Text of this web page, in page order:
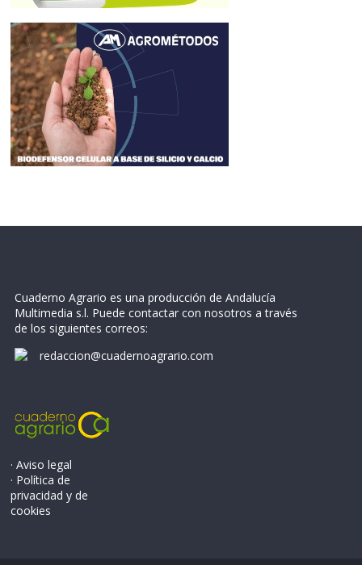
Cuaderno Agrario es una producción de Andalucía
Multimedia s.l. Puede contactar con nosotros a través
de los siguientes correos:
redaccion@cuadernoagrario.com
· Aviso legal
· Política de
privacidad y de
cookies